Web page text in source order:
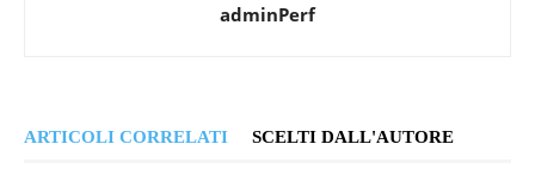
adminPerf
ARTICOLI CORRELATI SCELTI DALL'AUTORE